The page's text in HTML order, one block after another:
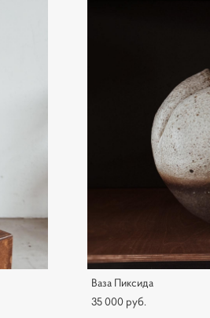
Ваза Пиксида
35 000 pуб.